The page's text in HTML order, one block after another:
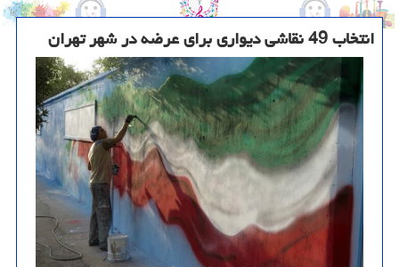
انتخاب 49 نقاشی دیواری برای عرضه در شهر تهران